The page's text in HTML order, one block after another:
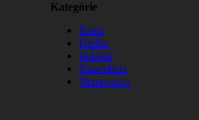
Kategórie
Šatňa
Dielňa
Jedáleň
Kancelária
Nemocnica